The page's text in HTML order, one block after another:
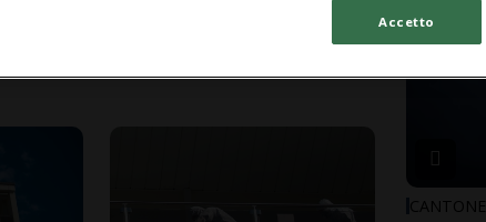
CANTONE
Accetto